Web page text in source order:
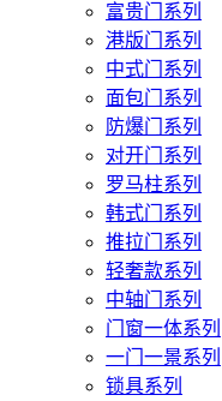
富贵门系列
港版门系列
中式门系列
面包门系列
防爆门系列
对开门系列
罗马柱系列
韩式门系列
推拉门系列
轻奢款系列
中轴门系列
门窗一体系列
一门一景系列
锁具系列